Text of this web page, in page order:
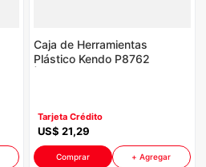
Caja de Herramientas
Plástico Kendo P8762
Tarjeta Crédito
US$ 21,29
Comprar + Agregar